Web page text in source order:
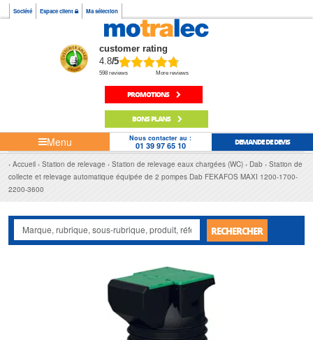
Société Espace client Ma sélection
customer rating
4.8/5
598 reviews More reviews
PROMOTIONS
BONS PLANS
Menu Nous contacter au :
01 39 97 65 10 DEMANDE DE DEVIS
Accueil Station de relevage Station de relevage eaux chargées (WC) Dab
Station de
collecte et relevage automatique équipée de 2 pompes Dab FEKAFOS MAXI 1200-1700-
2200-3600
RECHERCHER